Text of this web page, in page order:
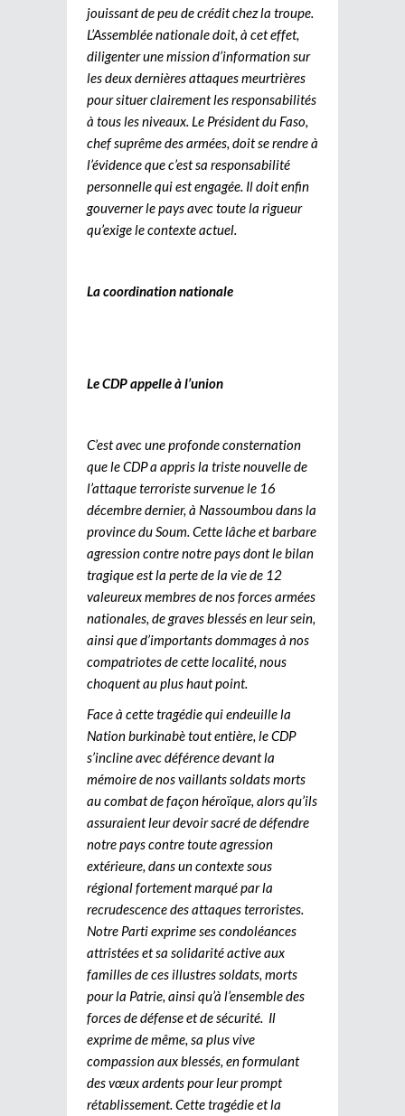
jouissant de peu de crédit chez la troupe.
L’Assemblée nationale doit, à cet effet,
diligenter une mission d’information sur
les deux dernières attaques meurtrières
pour situer clairement les responsabilités
à tous les niveaux. Le Président du Faso,
chef suprême des armées, doit se rendre à
l’évidence que c’est sa responsabilité
personnelle qui est engagée. Il doit enfin
gouverner le pays avec toute la rigueur
qu’exige le contexte actuel.
La coordination nationale
Le CDP appelle à l’union
C’est avec une profonde consternation
que le CDP a appris la triste nouvelle de
l’attaque terroriste survenue le 16
décembre dernier, à Nassoumbou dans la
province du Soum. Cette lâche et barbare
agression contre notre pays dont le bilan
tragique est la perte de la vie de 12
valeureux membres de nos forces armées
nationales, de graves blessés en leur sein,
ainsi que d’importants dommages à nos
compatriotes de cette localité, nous
choquent au plus haut point.
Face à cette tragédie qui endeuille la
Nation burkinabè tout entière, le CDP
s’incline avec déférence devant la
mémoire de nos vaillants soldats morts
au combat de façon héroïque, alors qu’ils
assuraient leur devoir sacré de défendre
notre pays contre toute agression
extérieure, dans un contexte sous
régional fortement marqué par la
recrudescence des attaques terroristes.
Notre Parti exprime ses condoléances
attristées et sa solidarité active aux
familles de ces illustres soldats, morts
pour la Patrie, ainsi qu’à l’ensemble des
forces de défense et de sécurité. Il
exprime de même, sa plus vive
compassion aux blessés, en formulant
des vœux ardents pour leur prompt
rétablissement. Cette tragédie et la